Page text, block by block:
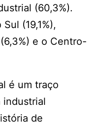
(60,3%).
(19,1%),
e o Centro-
é um traço
industrial
de